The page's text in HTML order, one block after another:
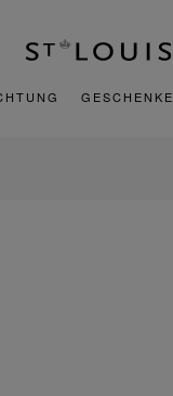
GESCHENKE